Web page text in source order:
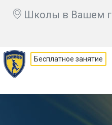
Школы в Вашем
Бесплатное занятие